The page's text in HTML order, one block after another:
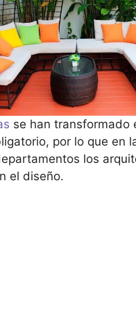
se han transformado
por lo que en
los
el diseño.